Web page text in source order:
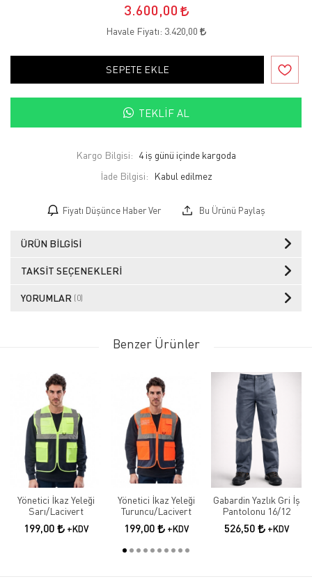
3.600,00
Havale Fiyatı: 3.420,00
SEPETE EKLE
TEKLIF AL
Kargo Bilgisi: 4 iş günü içinde kargoda
İade Bilgisi:
Fiyatı Düşünce Haber Ver Bu Ürünü Paylaş
ÜRÜN BILGISI
TAKSIT SEÇENEKLERI
YORUMLAR (0)
Benzer Ürünler
Yönetici İkaz Yeleği
Sarı/Lacivert
199,00 +KDV
Yönetici İkaz Yeleği
Turuncu/Lacivert
199,00 +KDV
Gabardin Yazlık Gri İş
Pantolonu 16/12
526,50 +KDV